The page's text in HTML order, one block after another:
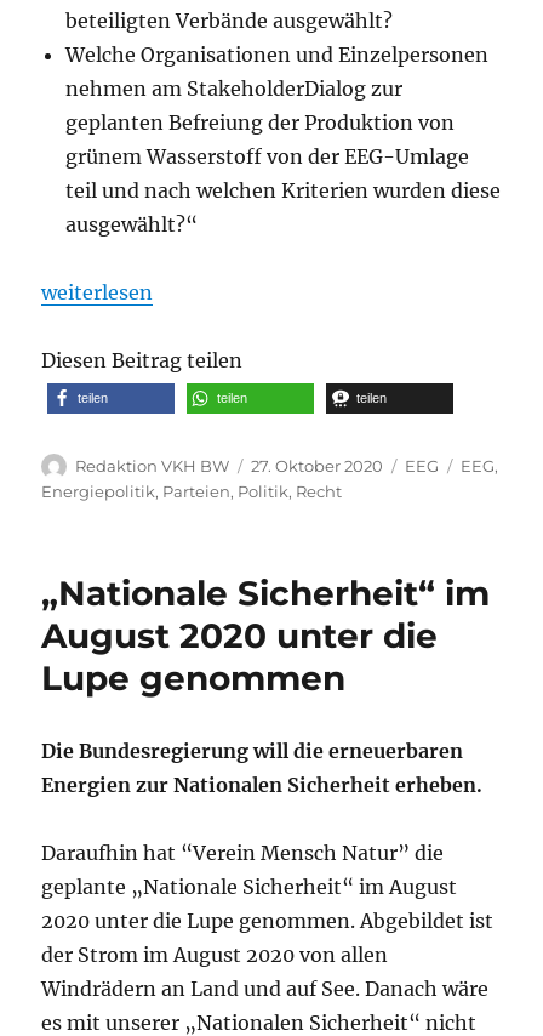
beteiligten Verbände ausgewählt?
Welche Organisationen und Einzelpersonen
nehmen am StakeholderDialog zur
geplanten Befreiung der Produktion von
grünem Wasserstoff von der EEG-Umlage
teil und nach welchen Kriterien wurden diese
ausgewählt?“
„FDP im Bundestag stellt eine kleine Anfrage zur
weiterlesen
Diesen Beitrag teilen
teilen teilen teilen
Autor
Redaktion VKH BW
Veröffentlicht
am
27. Oktober 2020 Kategorien
EEG EEG,
Energiepolitik, Parteien, Politik, Recht
„Nationale Sicherheit“ im
August 2020 unter die
Lupe genommen
Die Bundesregierung will die erneuerbaren
Energien zur Nationalen Sicherheit erheben.
Daraufhin hat “Verein Mensch Natur” die
geplante „Nationale Sicherheit“ im August
2020 unter die Lupe genommen. Abgebildet ist
der Strom im August 2020 von allen
Windrädern an Land und auf See. Danach wäre
es mit unserer „Nationalen Sicherheit“ nicht